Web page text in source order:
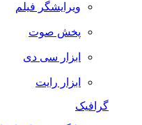
ویرایشگر فیلم
پخش صوت
ابزار سی دی
ابزار رایت
گرافیک